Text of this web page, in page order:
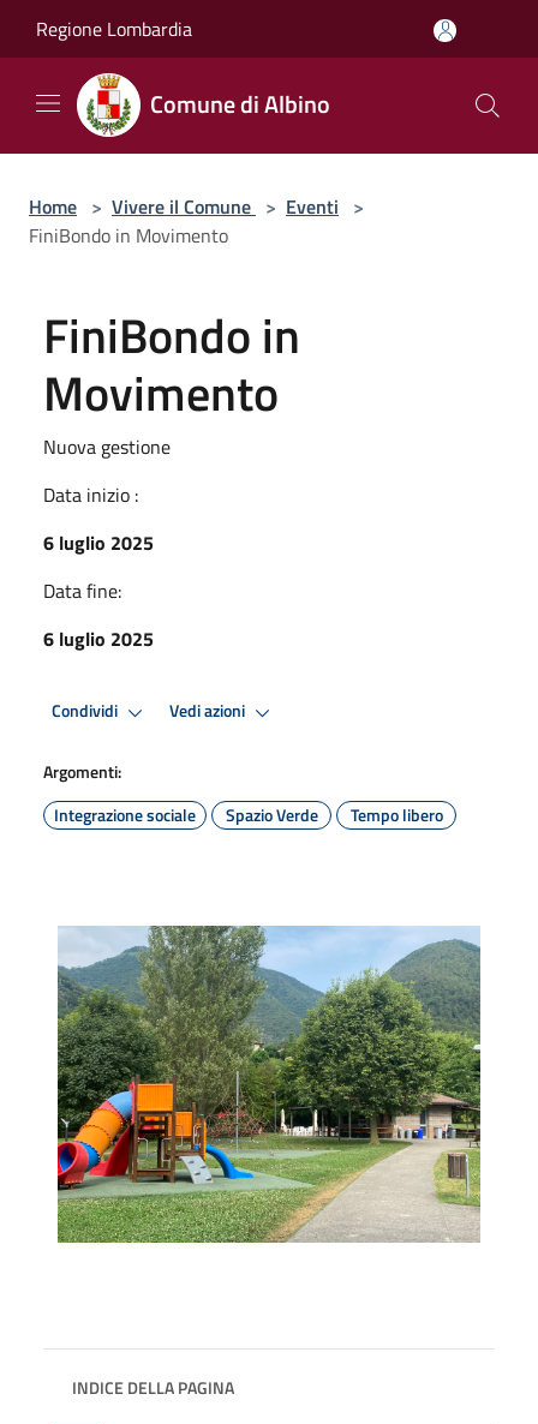
Regione Lombardia
Comune di Albino
Home > Vivere il Comune > Eventi >
FiniBondo in Movimento
FiniBondo in
Movimento
Nuova gestione
Data inizio :
6 luglio 2025
Data fine:
6 luglio 2025
Condividi Vedi azioni
Argomenti:
Integrazione sociale
Spazio Verde Tempo libero
INDICE DELLA PAGINA